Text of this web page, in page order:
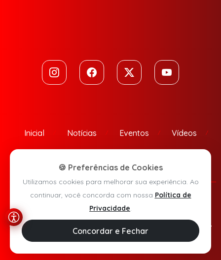
Inicial Notícias Eventos Vídeos
Política de Privacidade
Agora Sudoeste © 2026 - Todos os direitos reservados.
🍪 Preferências de Cookies
Utilizamos cookies para melhorar sua experiência. Ao
continuar, você concorda com nossa Política de
Privacidade.
Concordar e Fechar